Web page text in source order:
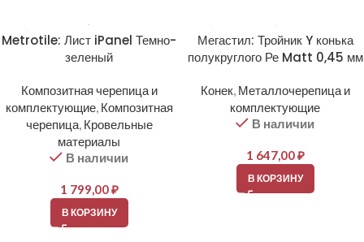
Metrotile: Лист iPanel Темно-
зеленый
Композитная черепица и
комплектующие, Композитная
черепица, Кровельные
материалы
В наличии
1 799,00₽
В КОРЗИНУ
Мегастил: Тройник Y конька
полукруглого Ре Matt 0,45 мм
Конек, Металлочерепица и
комплектующие
В наличии
1 647,00₽
В КОРЗИНУ